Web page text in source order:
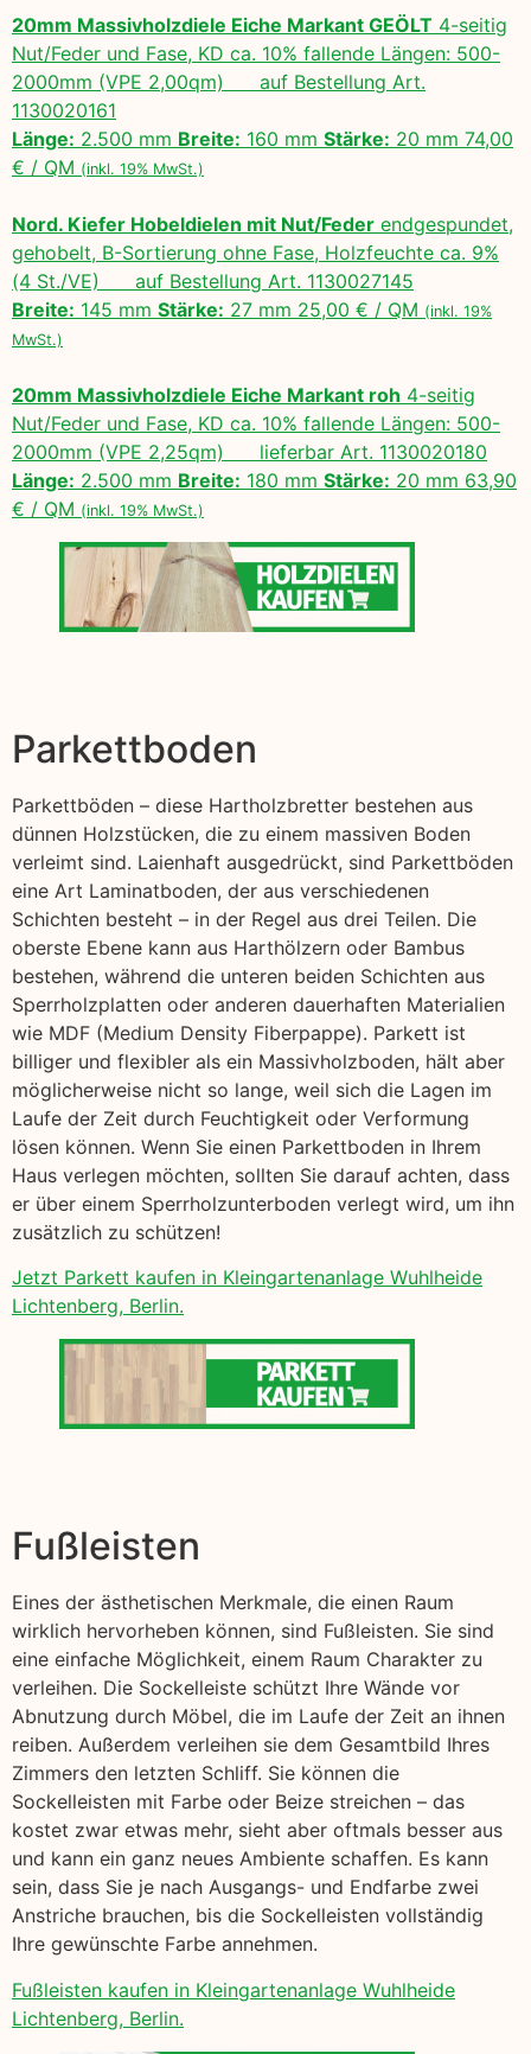
20mm Massivholzdiele Eiche Markant GEÖLT 4-seitig
Nut/Feder und Fase, KD ca. 10% fallende Längen: 500-
2000mm (VPE 2,00qm) auf Bestellung Art.
1130020161
Länge: 2.500 mm Breite: 160 mm Stärke: 20 mm 74,00
€ / QM (inkl. 19% MwSt.)
Nord. Kiefer Hobeldielen mit Nut/Feder endgespundet,
gehobelt, B-Sortierung ohne Fase, Holzfeuchte ca. 9%
(4 St./VE) auf Bestellung Art. 1130027145
Breite: 145 mm Stärke: 27 mm 25,00 € / QM (inkl. 19%
MwSt.)
20mm Massivholzdiele Eiche Markant roh 4-seitig
Nut/Feder und Fase, KD ca. 10% fallende Längen: 500-
2000mm (VPE 2,25qm) lieferbar Art. 1130020180
Länge: 2.500 mm Breite: 180 mm Stärke: 20 mm 63,90
€ / QM (inkl. 19% MwSt.)
Parkettboden
Parkettböden – diese Hartholzbretter bestehen aus
dünnen Holzstücken, die zu einem massiven Boden
verleimt sind. Laienhaft ausgedrückt, sind Parkettböden
eine Art Laminatboden, der aus verschiedenen
Schichten besteht – in der Regel aus drei Teilen. Die
oberste Ebene kann aus Harthölzern oder Bambus
bestehen, während die unteren beiden Schichten aus
Sperrholzplatten oder anderen dauerhaften Materialien
wie MDF (Medium Density Fiberpappe). Parkett ist
billiger und flexibler als ein Massivholzboden, hält aber
möglicherweise nicht so lange, weil sich die Lagen im
Laufe der Zeit durch Feuchtigkeit oder Verformung
lösen können. Wenn Sie einen Parkettboden in Ihrem
Haus verlegen möchten, sollten Sie darauf achten, dass
er über einem Sperrholzunterboden verlegt wird, um ihn
zusätzlich zu schützen!
Jetzt Parkett kaufen in Kleingartenanlage Wuhlheide
Lichtenberg, Berlin.
Fußleisten
Eines der ästhetischen Merkmale, die einen Raum
wirklich hervorheben können, sind Fußleisten. Sie sind
eine einfache Möglichkeit, einem Raum Charakter zu
verleihen. Die Sockelleiste schützt Ihre Wände vor
Abnutzung durch Möbel, die im Laufe der Zeit an ihnen
reiben. Außerdem verleihen sie dem Gesamtbild Ihres
Zimmers den letzten Schliff. Sie können die
Sockelleisten mit Farbe oder Beize streichen – das
kostet zwar etwas mehr, sieht aber oftmals besser aus
und kann ein ganz neues Ambiente schaffen. Es kann
sein, dass Sie je nach Ausgangs- und Endfarbe zwei
Anstriche brauchen, bis die Sockelleisten vollständig
Ihre gewünschte Farbe annehmen.
Fußleisten kaufen in Kleingartenanlage Wuhlheide
Lichtenberg, Berlin.